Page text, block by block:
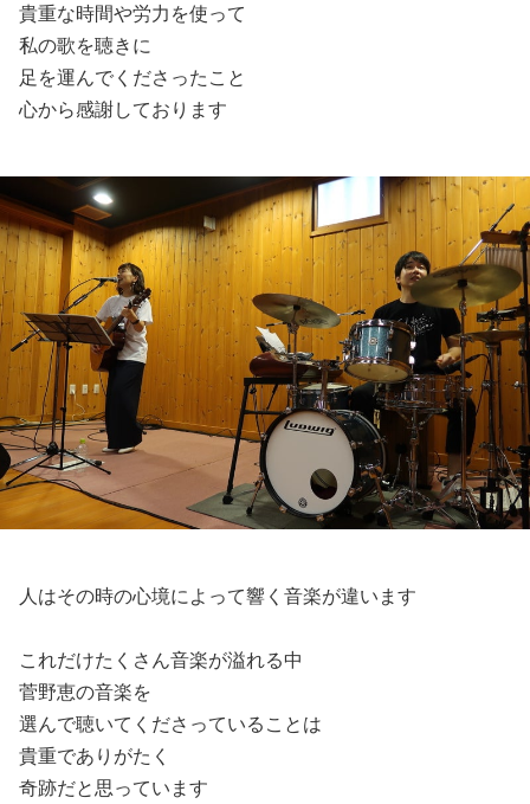
貴重な時間や労力を使って
私の歌を聴きに
足を運んでくださったこと
心から感謝しております
人はその時の心境によって響く音楽が違います
これだけたくさん音楽が溢れる中
菅野恵の音楽を
選んで聴いてくださっていることは
貴重でありがたく
奇跡だと思っています